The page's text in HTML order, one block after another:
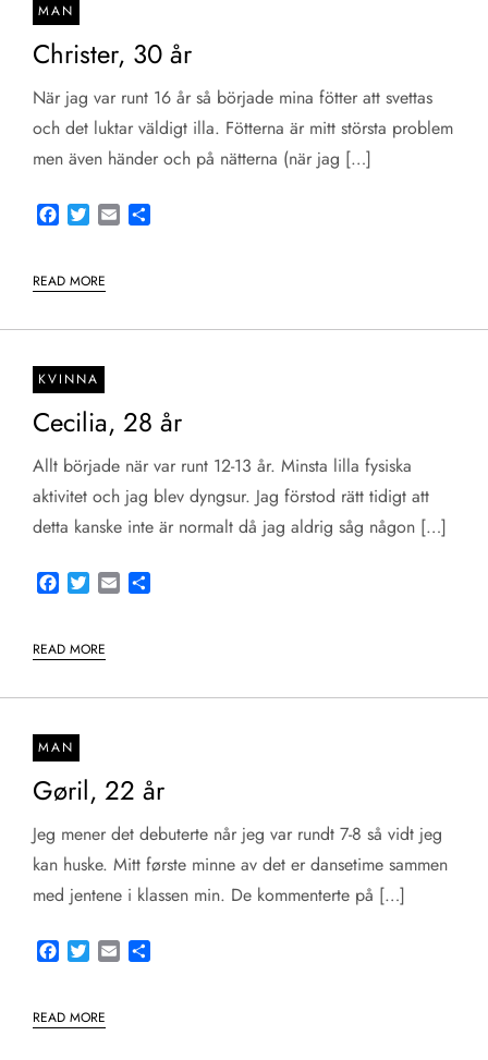
MAN
Christer, 30 år
När jag var runt 16 år så började mina fötter att svettas
och det luktar väldigt illa. Fötterna är mitt största problem
men även händer och på nätterna (när jag […]
Facebook
TwitterEmail
READ MORE
KVINNA
Cecilia, 28 år
Allt började när var runt 12-13 år. Minsta lilla fysiska
aktivitet och jag blev dyngsur. Jag förstod rätt tidigt att
detta kanske inte är normalt då jag aldrig såg någon […]
Facebook
TwitterEmail
READ MORE
MAN
Gøril, 22 år
Jeg mener det debuterte når jeg var rundt 7-8 så vidt jeg
kan huske. Mitt første minne av det er dansetime sammen
med jentene i klassen min. De kommenterte på […]
Facebook
TwitterEmail
READ MORE